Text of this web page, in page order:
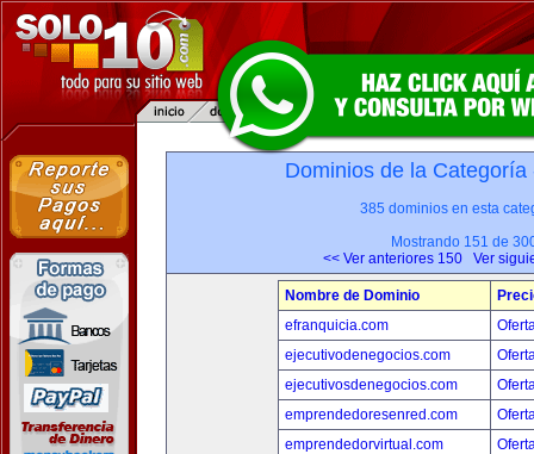
Dominios de la
385 dominios en esta
Mostrando 151 de
<< Ver anteriores 150
Ver
Nombre de Dominio
efranquicia.com
ejecutivodenegocios.com
ejecutivosdenegocios.com
emprendedoresenred.com
emprendedorvirtual.com